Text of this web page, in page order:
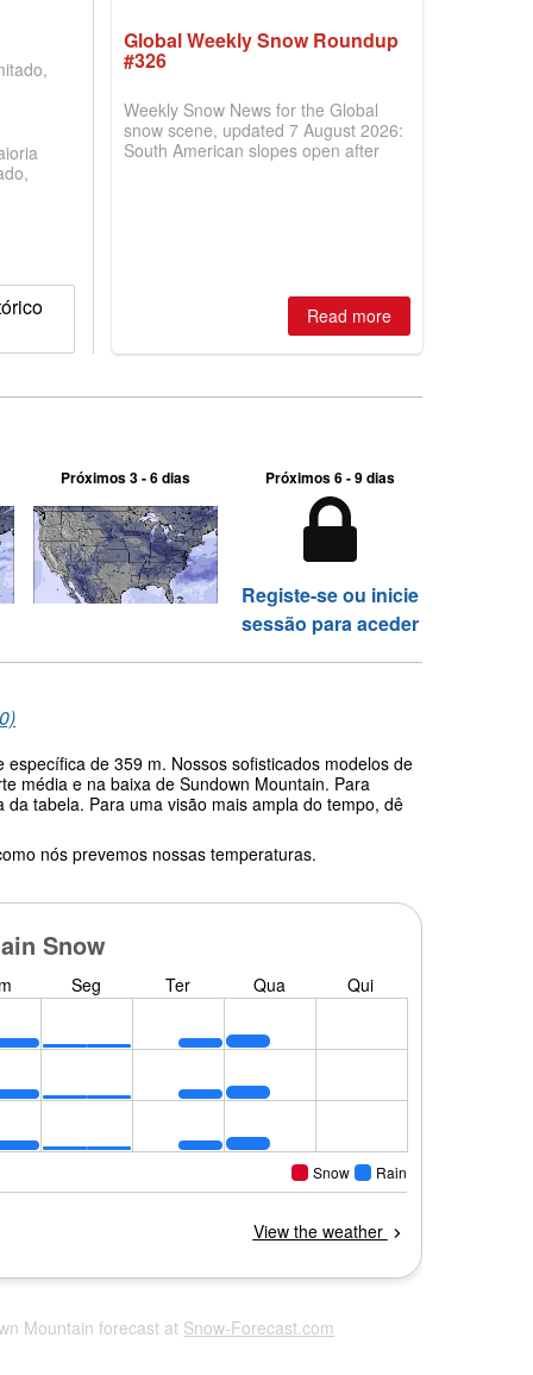
Global Weekly Snow Roundup
#326
Weekly Snow News for the Global
snow scene, updated 7 August 2026:
South American slopes open after
Read more
Próximos 3 - 6 dias Próximos 6 - 9 dias
Registe-se ou inicie
sessão para aceder
de 359 m. Nossos sofisticados modelos de
média e na baixa de Sundown Mountain. Para
tabela. Para uma visão mais ampla do tempo, dê
nós prevemos nossas temperaturas.
Mountain forecast at Snow-Forecast.com